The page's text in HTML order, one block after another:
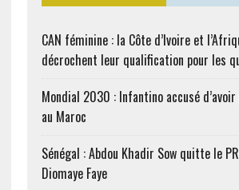
CAN féminine : la Côte d’Ivoire et
décrochent leur qualification pour les
Mondial 2030 : Infantino accusé
au Maroc
Sénégal : Abdou Khadir Sow quitte le
Diomaye Faye